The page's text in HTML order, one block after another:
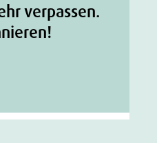
verpassen.